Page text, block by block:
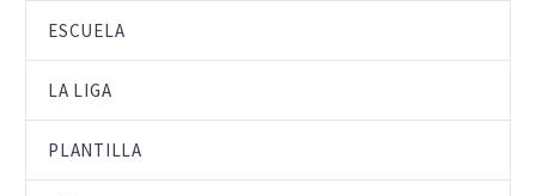
ESCUELA
LA LIGA
PLANTILLA